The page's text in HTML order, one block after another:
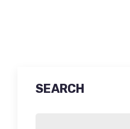
SEARCH